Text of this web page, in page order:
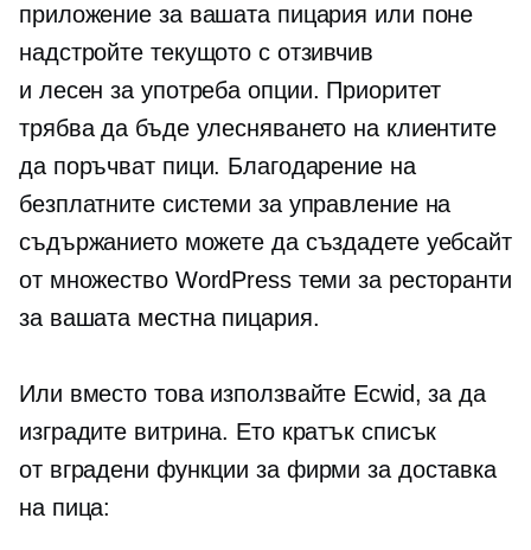
приложение за вашата пицария или поне
надстройте текущото с отзивчив
и лесен за употреба опции. Приоритет
трябва да бъде улесняването на клиентите
да поръчват пици. Благодарение на
безплатните системи за управление на
съдържанието можете да създадете уебсайт
от множество WordPress теми за ресторанти
за вашата местна пицария.
Или вместо това използвайте Ecwid, за да
изградите витрина. Ето кратък списък
от вградени функции за фирми за доставка
на пица: